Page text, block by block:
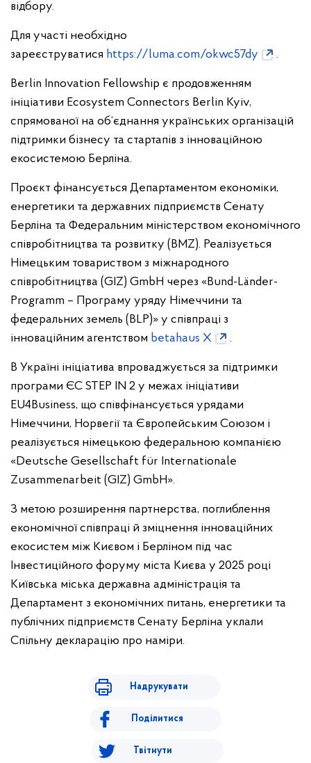
відбору.
Для участі необхідно
зареєструватися https://luma.com/okwc57dy .
Berlin Innovation Fellowship є продовженням
ініціативи Ecosystem Connectors Berlin Kyiv,
спрямованої на об’єднання українських організацій
підтримки бізнесу та стартапів з інноваційною
екосистемою Берліна.
Проєкт фінансується Департаментом економіки,
енергетики та державних підприємств Сенату
Берліна та Федеральним міністерством економічного
співробітництва та розвитку (BMZ). Реалізується
Німецьким товариством з міжнародного
співробітництва (GIZ) GmbH через «Bund-Länder-
Programm – Програму уряду Німеччини та
федеральних земель (BLP)» у співпраці з
інноваційним агентством betahaus X .
В Україні ініціатива впроваджується за підтримки
програми ЄС STEP IN 2 у межах ініціативи
EU4Business, що співфінансується урядами
Німеччини, Норвегії та Європейським Союзом і
реалізується німецькою федеральною компанією
«Deutsche Gesellschaft für Internationale
Zusammenarbeit (GIZ) GmbH».
З метою розширення партнерства, поглиблення
економічної співпраці й зміцнення інноваційних
екосистем між Києвом і Берліном під час
Інвестиційного форуму міста Києва у 2025 році
Київська міська державна адміністрація та
Департамент з економічних питань, енергетики та
публічних підприємств Сенату Берліна уклали
Спільну декларацію про наміри.
Надрукувати
Поділитися
Твітнути